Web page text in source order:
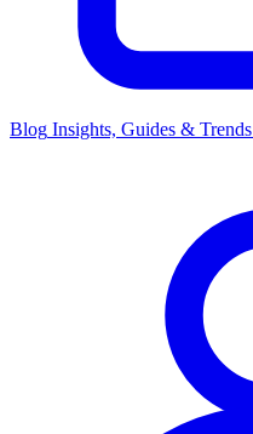
Blog Insights, Guides & Trends